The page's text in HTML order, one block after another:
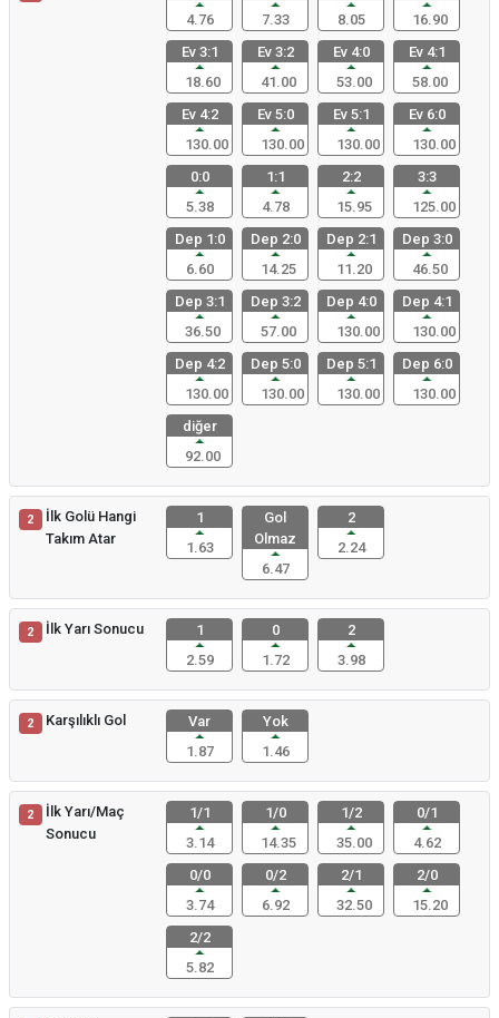
4.76
7.33
8.05
16.90
Ev 3:1
18.60
Ev 3:2
41.00
Ev 4:0
53.00
Ev 4:1
58.00
Ev 4:2
130.00
Ev 5:0
130.00
Ev 5:1
130.00
Ev 6:0
130.00
0:0
5.38
1:1
4.78
2:2
15.95
3:3
125.00
Dep 1:0
6.60
Dep 2:0
14.25
Dep 2:1
11.20
Dep 3:0
46.50
Dep 3:1
36.50
Dep 3:2
57.00
Dep 4:0
130.00
Dep 4:1
130.00
Dep 4:2
130.00
Dep 5:0
130.00
Dep 5:1
130.00
Dep 6:0
130.00
diğer
92.00
2
İlk Golü Hangi
Takım Atar
1
1.63
Gol
Olmaz
6.47
2
2.24
2 İlk Yarı Sonucu
1
2.59
0
1.72
2
3.98
2 Karşılıklı Gol
Var
1.87
Yok
1.46
2
İlk Yarı/Maç
Sonucu
1/1
3.14
1/0
14.35
1/2
35.00
0/1
4.62
0/0
3.74
0/2
6.92
2/1
32.50
2/0
15.20
2/2
5.82